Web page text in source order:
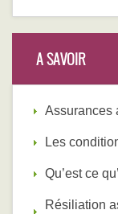
A SAVOIR
Assurances
Les
Qu’est ce
Résiliation